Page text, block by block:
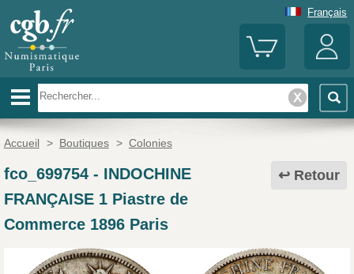
Français
Accueil > Boutiques > Colonies
Retour
fco_699754- INDOCHINE
FRANÇAISE 1 Piastre de
Commerce 1896 Paris